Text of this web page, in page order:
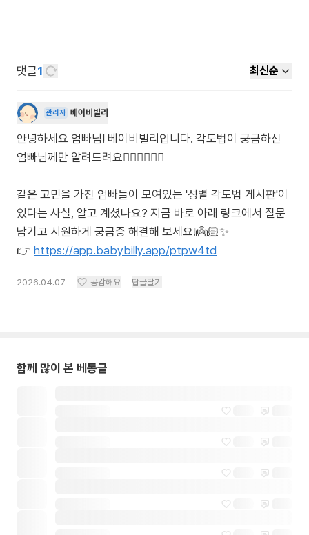
댓글1 최신순
관리자 베이비빌리
안녕하세요 엄빠님! 베이비빌리입니다. 각도법이 궁금하신
엄빠님께만 알려드려요🙋🏻‍♀️🙋🏻‍♂️
같은 고민을 가진 엄빠들이 모여있는 '성별 각도법 게시판'이
있다는 사실, 알고 계셨나요? 지금 바로 아래 링크에서 질문
남기고 시원하게 궁금증 해결해 보세요!👼🏻✨
👉 https://app.babybilly.app/ptpw4td
2026.04.07 공감해요 답글달기
함께 많이 본 베동글